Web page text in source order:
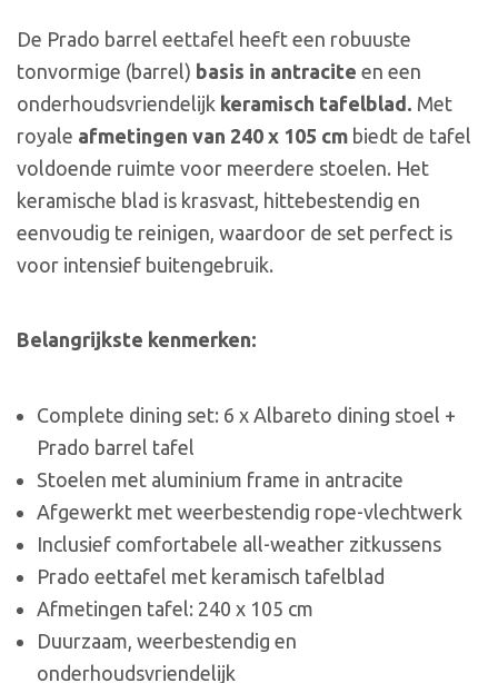
De Prado barrel eettafel heeft een robuuste
tonvormige (barrel) basis in antracite en een
onderhoudsvriendelijk keramisch tafelblad. Met
royale afmetingen van 240 x 105 cm biedt de tafel
voldoende ruimte voor meerdere stoelen. Het
keramische blad is krasvast, hittebestendig en
eenvoudig te reinigen, waardoor de set perfect is
voor intensief buitengebruik.
Belangrijkste kenmerken:
Complete dining set: 6 x Albareto dining stoel +
Prado barrel tafel
Stoelen met aluminium frame in antracite
Afgewerkt met weerbestendig rope-vlechtwerk
Inclusief comfortabele all-weather zitkussens
Prado eettafel met keramisch tafelblad
Afmetingen tafel: 240 x 105 cm
Duurzaam, weerbestendig en
onderhoudsvriendelijk